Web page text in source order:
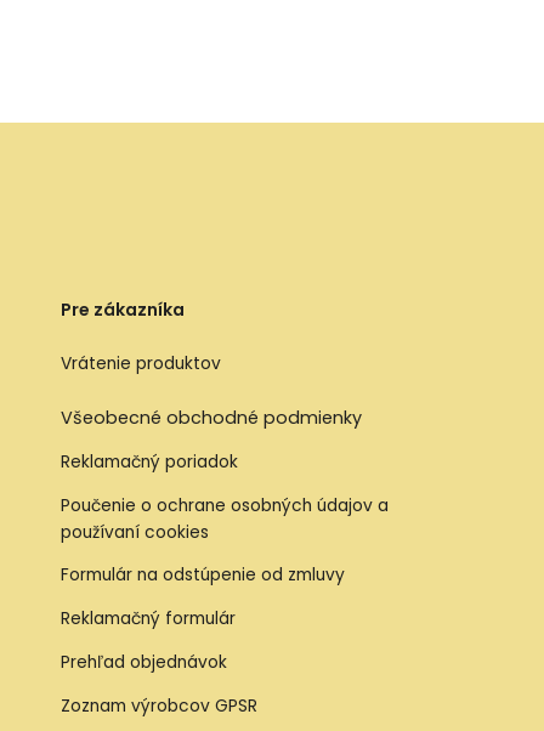
Pre zákazníka
Vrátenie produktov
Všeobecné obchodné podmienky
Reklamačný poriadok
Poučenie o ochrane osobných údajov a
používaní cookies
Formulár na odstúpenie od zmluvy
Reklamačný formulár
Prehľad objednávok
Zoznam výrobcov GPSR